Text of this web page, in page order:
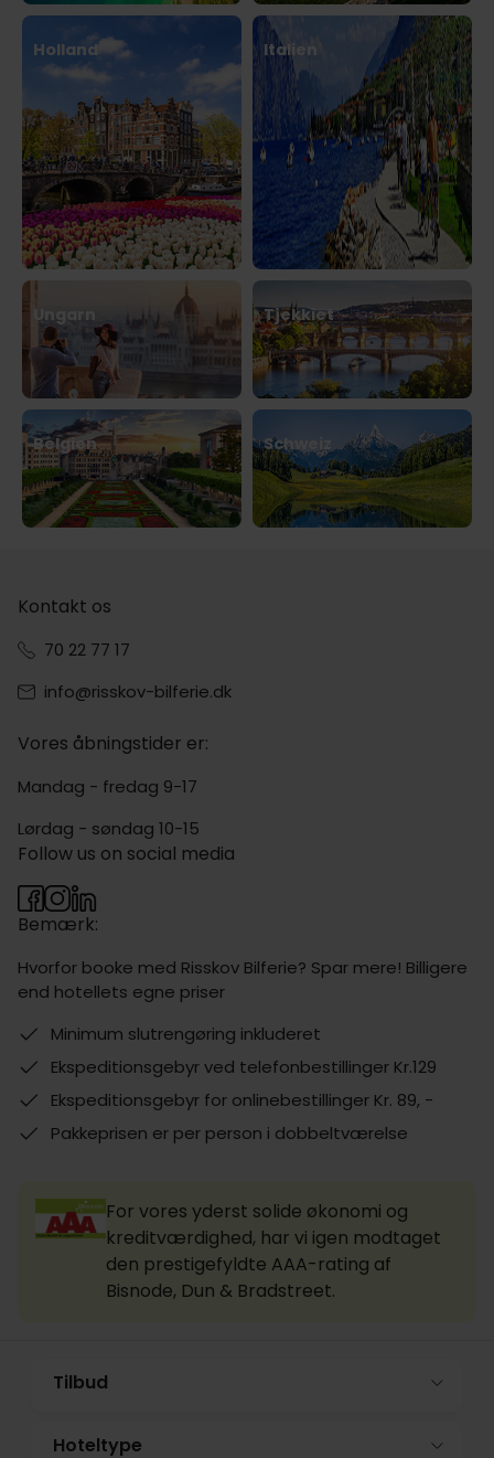
Holland Italien
Ungarn Tjekkiet
Belgien Schweiz
Kontakt os
70 22 77 17
info@risskov-bilferie.dk
Vores åbningstider er:
Mandag - fredag 9-17
Lørdag - søndag 10-15
Bemærk:
Hvorfor booke med Risskov Bilferie? Spar mere! Billigere
end hotellets egne priser
Minimum slutrengøring inkluderet
Ekspeditionsgebyr ved telefonbestillinger Kr.129
Ekspeditionsgebyr for onlinebestillinger Kr. 89, -
Pakkeprisen er per person i dobbeltværelse
Follow us on social media
For vores yderst solide økonomi og
kreditværdighed, har vi igen modtaget
den prestigefyldte AAA-rating af
Bisnode, Dun & Bradstreet.
Tilbud
Hoteltype